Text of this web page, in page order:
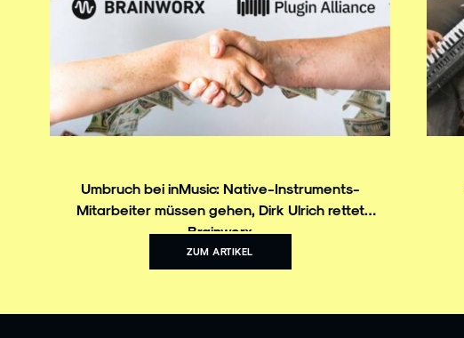
Umbruch bei inMusic: Native-Instruments-
Mitarbeiter müssen gehen, Dirk Ulrich rettet
Brainworx
ZUM ARTIKEL